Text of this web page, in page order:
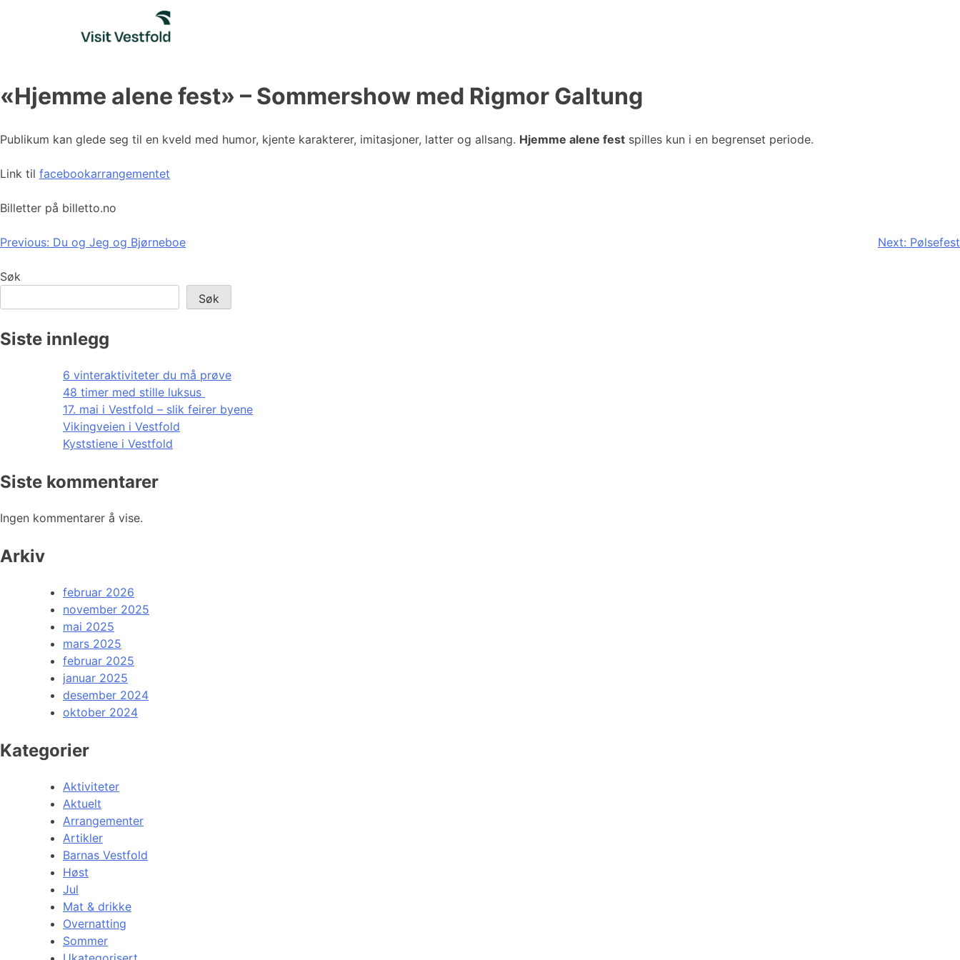
«Hjemme alene fest» – Sommershow med Rigmor Galtung
Publikum kan glede seg til en kveld med humor, kjente karakterer, imitasjoner, latter og allsang. Hjemme alene fest spilles kun i en begrenset periode.
Link til facebookarrangementet
Billetter på billetto.no
Innleggsnavigasjon
Previous: Du og Jeg og Bjørneboe Next: Pølsefest
Søk
Søk
Siste innlegg
6 vinteraktiviteter du må prøve
48 timer med stille luksus
17. mai i Vestfold – slik feirer byene
Vikingveien i Vestfold
Kyststiene i Vestfold
Siste kommentarer
Ingen kommentarer å vise.
Arkiv
februar 2026
november 2025
mai 2025
mars 2025
februar 2025
januar 2025
desember 2024
oktober 2024
Kategorier
Aktiviteter
Aktuelt
Arrangementer
Artikler
Barnas Vestfold
Høst
Jul
Mat & drikke
Overnatting
Sommer